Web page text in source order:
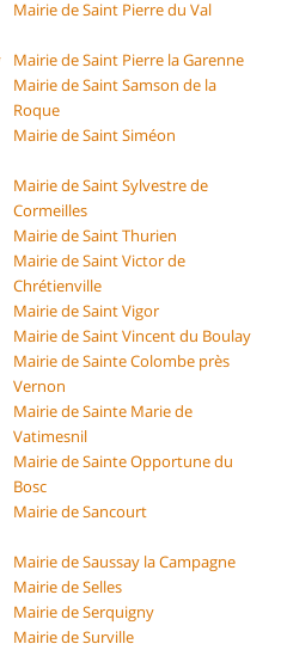
Mairie de Saint Pierre du Val
Mairie de Saint Pierre la Garenne
Mairie de Saint Samson de la
Roque
Mairie de Saint Siméon
Mairie de Saint Sylvestre de
Cormeilles
Mairie de Saint Thurien
Mairie de Saint Victor de
Chrétienville
Mairie de Saint Vigor
Mairie de Saint Vincent du Boulay
Mairie de Sainte Colombe près
Vernon
Mairie de Sainte Marie de
Vatimesnil
Mairie de Sainte Opportune du
Bosc
Mairie de Sancourt
Mairie de Saussay la Campagne
Mairie de Selles
Mairie de Serquigny
Mairie de Surville